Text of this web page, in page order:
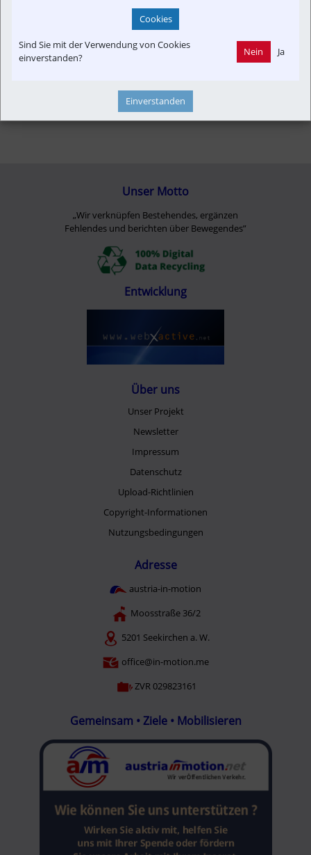
Unser Motto
„Wir verknüpfen Bestehendes, ergänzen
Fehlendes und berichten über Bewegendes”
Entwicklung
Über uns
Unser Projekt
Newsletter
Impressum
Datenschutz
Upload-Richtlinien
Copyright-Informationen
Nutzungsbedingungen
Adresse
austria-in-motion
Moosstraße 36/2
5201 Seekirchen a. W.
office@in-motion.me
ZVR 029823161
Gemeinsam • Ziele • Mobilisieren
Cookies
Sind Sie mit der Verwendung von Cookies
einverstanden?
Nein Ja
Einverstanden